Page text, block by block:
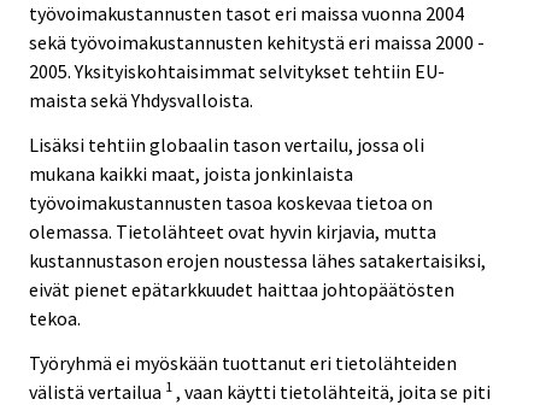
työvoimakustannusten tasot eri maissa vuonna 2004
sekä työvoimakustannusten kehitystä eri maissa 2000 -
2005. Yksityiskohtaisimmat selvitykset tehtiin EU-
maista sekä Yhdysvalloista.
Lisäksi tehtiin globaalin tason vertailu, jossa oli
mukana kaikki maat, joista jonkinlaista
työvoimakustannusten tasoa koskevaa tietoa on
olemassa. Tietolähteet ovat hyvin kirjavia, mutta
kustannustason erojen noustessa lähes satakertaisiksi,
eivät pienet epätarkkuudet haittaa johtopäätösten
tekoa.
Työryhmä ei myöskään tuottanut eri tietolähteiden
välistä vertailua 1 , vaan käytti tietolähteitä, joita se piti